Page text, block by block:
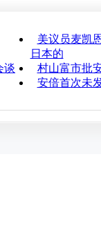
美议员麦凯
日本的
谈
村山富市批
安倍首次未